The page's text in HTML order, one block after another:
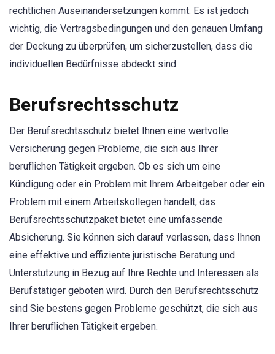
rechtlichen Auseinandersetzungen kommt. Es ist jedoch
wichtig, die Vertragsbedingungen und den genauen Umfang
der Deckung zu überprüfen, um sicherzustellen, dass die
individuellen Bedürfnisse abdeckt sind.
Berufsrechtsschutz
Der Berufsrechtsschutz bietet Ihnen eine wertvolle
Versicherung gegen Probleme, die sich aus Ihrer
beruflichen Tätigkeit ergeben. Ob es sich um eine
Kündigung oder ein Problem mit Ihrem Arbeitgeber oder ein
Problem mit einem Arbeitskollegen handelt, das
Berufsrechtsschutzpaket bietet eine umfassende
Absicherung. Sie können sich darauf verlassen, dass Ihnen
eine effektive und effiziente juristische Beratung und
Unterstützung in Bezug auf Ihre Rechte und Interessen als
Berufstätiger geboten wird. Durch den Berufsrechtsschutz
sind Sie bestens gegen Probleme geschützt, die sich aus
Ihrer beruflichen Tätigkeit ergeben.